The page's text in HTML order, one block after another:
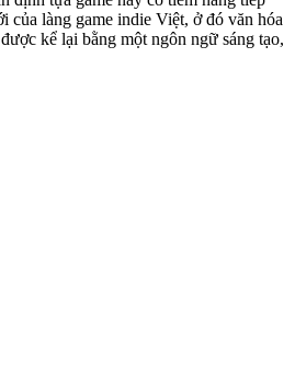
của làng game indie Việt, ở đó văn hóa
kể lại bằng một ngôn ngữ sáng tạo,